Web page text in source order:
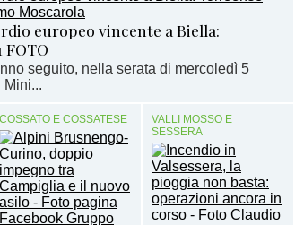
europeo vincente a Biella:
seguito, nella serata di mercoledì 5
Mini...
COSSATO E COSSATESE
VALLI MOSSO E
SESSERA